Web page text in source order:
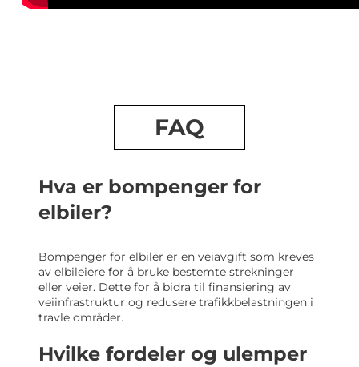
FAQ
Hva er bompenger for
elbiler?
Bompenger for elbiler er en veiavgift som kreves
av elbileiere for å bruke bestemte strekninger
eller veier. Dette for å bidra til finansiering av
veiinfrastruktur og redusere trafikkbelastningen i
travle områder.
Hvilke fordeler og ulemper